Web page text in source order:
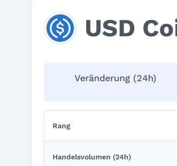
USD
Veränderung (24h)
Rang
Handelsvolumen (24h)